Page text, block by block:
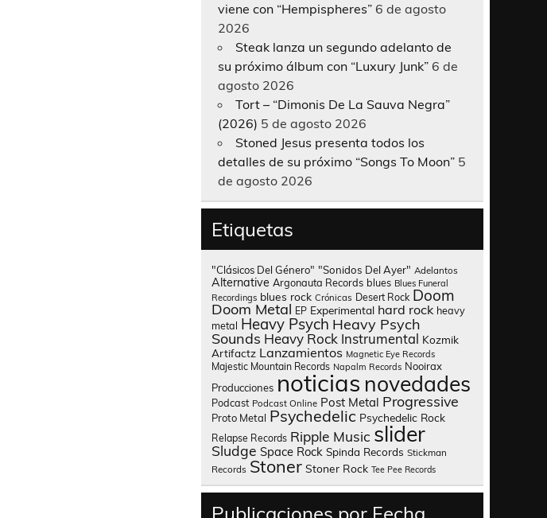
viene con “Hempispheres” 6 de agosto
2026
Steak lanza un segundo adelanto de
su próximo álbum con “Luxury Junk” 6 de
agosto 2026
Tort – “Dimonis De La Sauva Negra”
(2026) 5 de agosto 2026
Stoned Jesus presenta todos los
detalles de su próximo “Songs To Moon” 5
de agosto 2026
Etiquetas
"Clásicos Del Género" "Sonidos Del Ayer" Adelantos
Alternative Argonauta Records blues Blues Funeral
Recordings blues rock Crónicas Desert Rock Doom
Doom Metal EP Experimental hard rock heavy
metal Heavy Psych Heavy Psych
Sounds Heavy Rock Instrumental Kozmik
Artifactz Lanzamientos Magnetic Eye Records
Majestic Mountain Records Napalm Records Nooirax
Producciones noticias novedades
Podcast Podcast Online Post Metal Progressive
Proto Metal Psychedelic Psychedelic Rock
Relapse Records Ripple Music slider
Sludge Space Rock Spinda Records Stickman
Records Stoner Stoner Rock Tee Pee Records
Publicaciones por Fecha